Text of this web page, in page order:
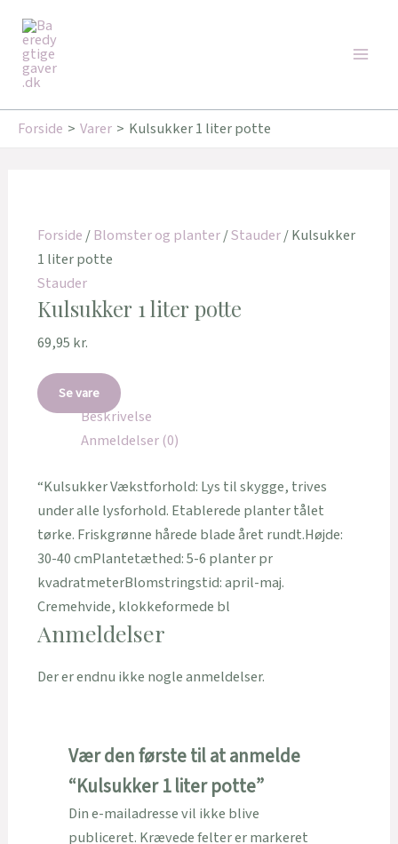
indholdet
Forside Varer Kulsukker 1 liter potte
Forside/Blomster og planter/Stauder/ Kulsukker
1 liter potte
Stauder
Kulsukker 1 liter potte
69,95 kr.
Se vare
Beskrivelse
Anmeldelser (0)
“Kulsukker Vækstforhold: Lys til skygge, trives
under alle lysforhold. Etablerede planter tålet
tørke. Friskgrønne hårede blade året rundt.Højde:
30-40 cmPlantetæthed: 5-6 planter pr
kvadratmeterBlomstringstid: april-maj.
Cremehvide, klokkeformede bl
Anmeldelser
Der er endnu ikke nogle anmeldelser.
Vær den første til at anmelde
“Kulsukker 1 liter potte”
Din e-mailadresse vil ikke blive
publiceret. Krævede felter er markeret
Tilbud!
Tilbud!
239,00 kr..160,00 kr..
Tilbud!
Tilbud!
99,95 kr..89,95 kr..